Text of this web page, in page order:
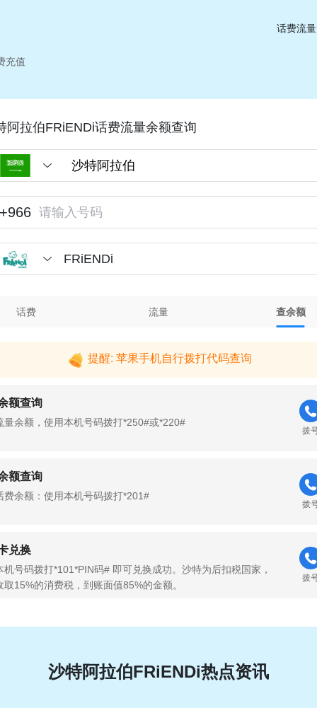
话费流
充值
阿拉伯FRiENDi话费流量余额查询
+966
FRiENDi
话费 流量 查余额
提醒: 苹果手机自行拨打代码查询
额查询
量余额，使用本机号码拨打*250#或*220#
拨
额查询
费余额：使用本机号码拨打*201#
拨
兑换
机号码拨打*101*PIN码# 即可兑换成功。沙特为后扣税国家，
取15%的消费税，到账面值85%的金额。
拨
沙特阿拉伯FRiENDi热点资讯